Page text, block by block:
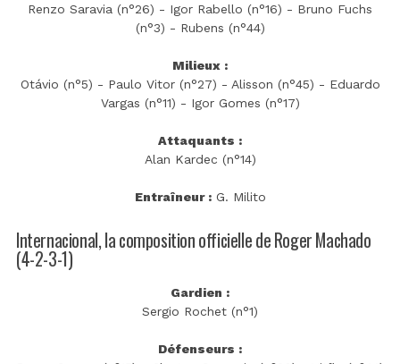
Renzo Saravia (n°26) - Igor Rabello (n°16) - Bruno Fuchs
(n°3) - Rubens (n°44)
Milieux :
Otávio (n°5) - Paulo Vitor (n°27) - Alisson (n°45) - Eduardo
Vargas (n°11) - Igor Gomes (n°17)
Attaquants :
Alan Kardec (n°14)
Entraîneur :G. Milito
Internacional, la composition officielle de Roger Machado
(4-2-3-1)
Gardien :
Sergio Rochet (n°1)
Défenseurs :